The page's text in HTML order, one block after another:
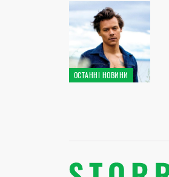
ОСТАННІ НОВИНИ